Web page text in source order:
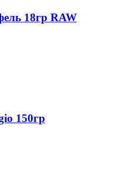
18гр RAW
150гр